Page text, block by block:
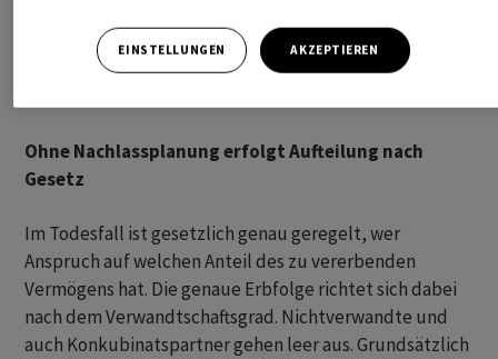
Vermögen beider Partner strikt auseinander.
Entsprechend wird auch nur das Vermögen des
Ohne Nachlassplanung erfolgt Aufteilung nach
Gesetz
Im Todesfall ist gesetzlich genau geregelt, wer
Anspruch auf welchen Anteil des zu vererbenden
Vermögens hat. Die genaue Erbfolge richtet sich dabei
nach dem Verwandtschaftsgrad. Nichtverwandte und
auch Konkubinatspartner gehen leer aus. Grundsätzlich
EINSTELLUNGEN AKZEPTIEREN